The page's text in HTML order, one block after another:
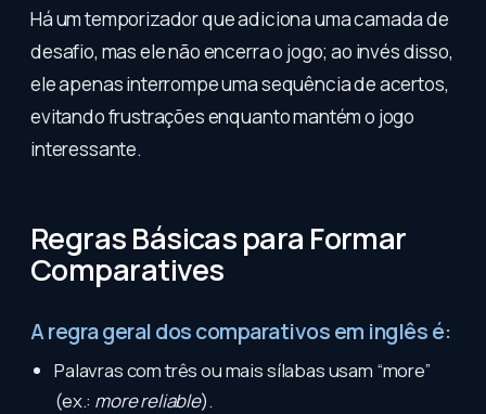
Há um temporizador que adiciona uma camada de
desafio, mas ele não encerra o jogo; ao invés disso,
ele apenas interrompe uma sequência de acertos,
evitando frustrações enquanto mantém o jogo
interessante.
Regras Básicas para Formar
Comparatives
A regra geral dos comparativos em inglês é:
Palavras com três ou mais sílabas usam “more”
(ex.: more reliable).